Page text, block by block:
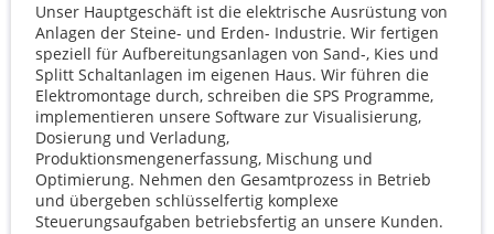
Unser Hauptgeschäft ist die elektrische Ausrüstung von
Anlagen der Steine- und Erden- Industrie. Wir fertigen
speziell für Aufbereitungsanlagen von Sand-, Kies und
Splitt Schaltanlagen im eigenen Haus. Wir führen die
Elektromontage durch, schreiben die SPS Programme,
implementieren unsere Software zur Visualisierung,
Dosierung und Verladung,
Produktionsmengenerfassung, Mischung und
Optimierung. Nehmen den Gesamtprozess in Betrieb
und übergeben schlüsselfertig komplexe
Steuerungsaufgaben betriebsfertig an unsere Kunden.